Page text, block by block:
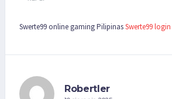
Swerte99 online gaming PilipinasSwerte99 login
Robertler